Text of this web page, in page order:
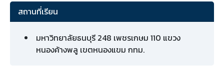
สถานที่เรียน
มหาวิทยาลัยธนบุรี 248 เพชรเกษม 110 แขวง
หนองค้างพลู เขตหนองแขม กทม.